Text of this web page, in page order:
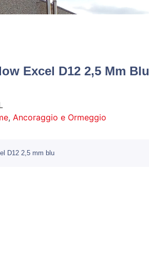
Excel D12 2,5 Mm Blu
, Ancoraggio e Ormeggio
D12 2,5 mm blu